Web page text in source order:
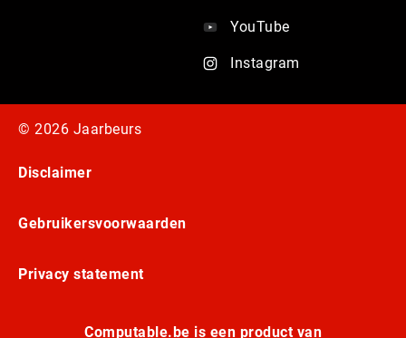
YouTube
Instagram
© 2026 Jaarbeurs
Disclaimer
Gebruikersvoorwaarden
Privacy statement
Computable.be is een product van